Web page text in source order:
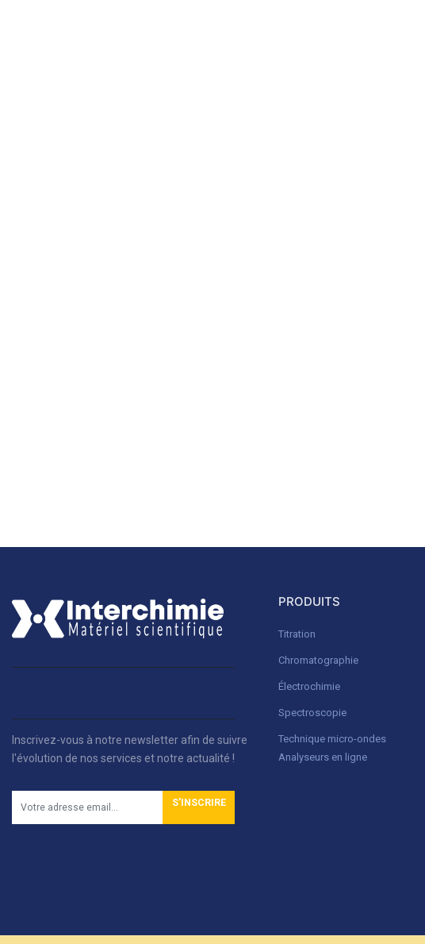
Inscrivez-vous à notre newsletter afin de suivre
l'évolution de nos services et notre actualité !
S'INSCRIRE
PRODUITS
Titration
Chromatographie
Électrochimie
Spectroscopie
Technique micro-ondes
Analyseurs en ligne